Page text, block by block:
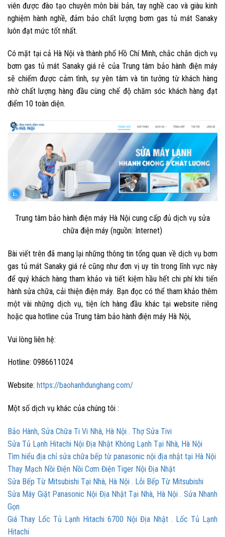
viên được đào tạo chuyên môn bài bản, tay nghề cao và giàu kinh
nghiệm hành nghề, đảm bảo chất lượng bơm gas tủ mát Sanaky
luôn đạt mức tốt nhất.
Có mặt tại cả Hà Nội và thành phố Hồ Chí Minh, chắc chắn dịch vụ
bơm gas tủ mát Sanaky giá rẻ của Trung tâm bảo hành điện máy
sẽ chiếm được cảm tình, sự yên tâm và tin tưởng từ khách hàng
nhờ chất lượng hàng đầu cùng chế độ chăm sóc khách hàng đạt
điểm 10 toàn diện.
Trung tâm bảo hành điện máy Hà Nội cung cấp đủ dịch vụ sửa
chữa điện máy (nguồn: Internet)
Bài viết trên đã mang lại những thông tin tổng quan về dịch vụ bơm
gas tủ mát Sanaky giá rẻ cũng như đơn vị uy tín trong lĩnh vực này
để quý khách hàng tham khảo và tiết kiệm hầu hết chi phí khi tiến
hành sửa chữa, cải thiện điện máy. Bạn đọc có thể tham khảo thêm
một vài những dịch vụ, tiện ích hàng đầu khác tại website riêng
hoặc qua hotline của Trung tâm bảo hành điện máy Hà Nội,
Vui lòng liên hệ:
Hotline: 0986611024
Website: https://baohanhdunghang.com/
Một số dịch vụ khác của chúng tôi :
Bảo Hành, Sửa Chữa Ti Vi Nhà, Hà Nội . Thợ Sửa Tivi
Sửa Tủ Lạnh Hitachi Nội Địa Nhật Không Lạnh Tại Nhà, Hà Nội
Tìm hiểu địa chỉ sửa chữa bếp từ panasonic nội địa nhật tại Hà Nội
Thay Mạch Nồi Điện Nồi Cơm Điện Tiger Nội Địa Nhật
Sửa Bếp Từ Mitsubishi Tại Nhà, Hà Nội . Lỗi Bếp Từ Mitsubishi
Sửa Máy Giặt Panasonic Nội Địa Nhật Tại Nhà, Hà Nội . Sửa Nhanh
Gọn
Giá Thay Lốc Tủ Lạnh Hitachi 6700 Nội Địa Nhật . Lốc Tủ Lạnh
Hitachi